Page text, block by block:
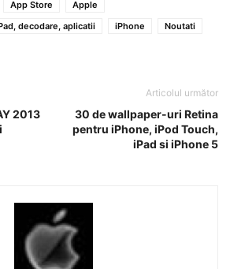
App Store
Apple
decodare, aplicatii
iPhone
Noutati
2013
Articolul următor
30 de wallpaper-uri Retina
pentru iPhone, iPod Touch,
iPad si iPhone 5